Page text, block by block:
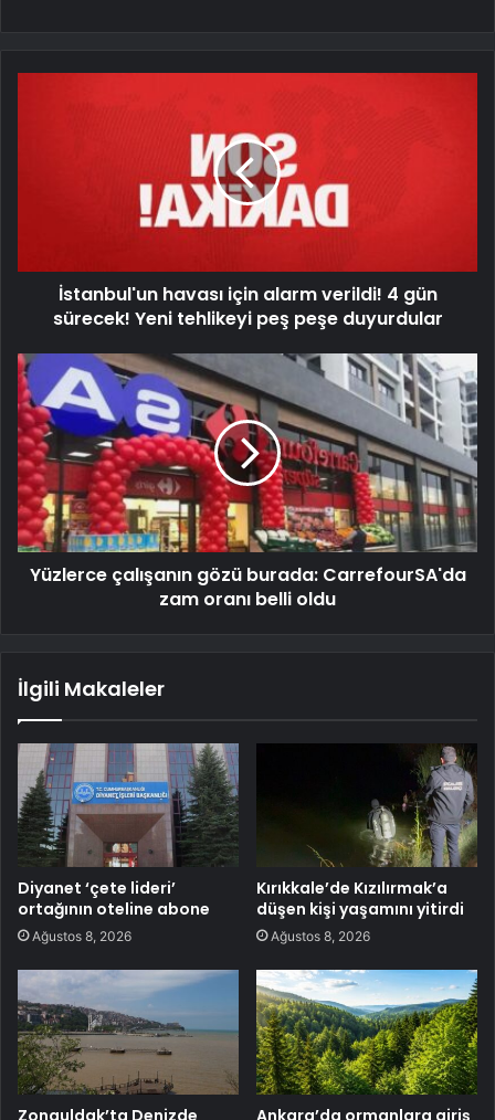
İstanbul'un havası için alarm verildi! 4 gün
sürecek! Yeni tehlikeyi peş peşe duyurdular
Yüzlerce çalışanın gözü burada: CarrefourSA'da
zam oranı belli oldu
İlgili Makaleler
Diyanet ‘çete lideri’
ortağının oteline abone
Ağustos 8, 2026
Kırıkkale’de Kızılırmak’a
düşen kişi yaşamını yitirdi
Ağustos 8, 2026